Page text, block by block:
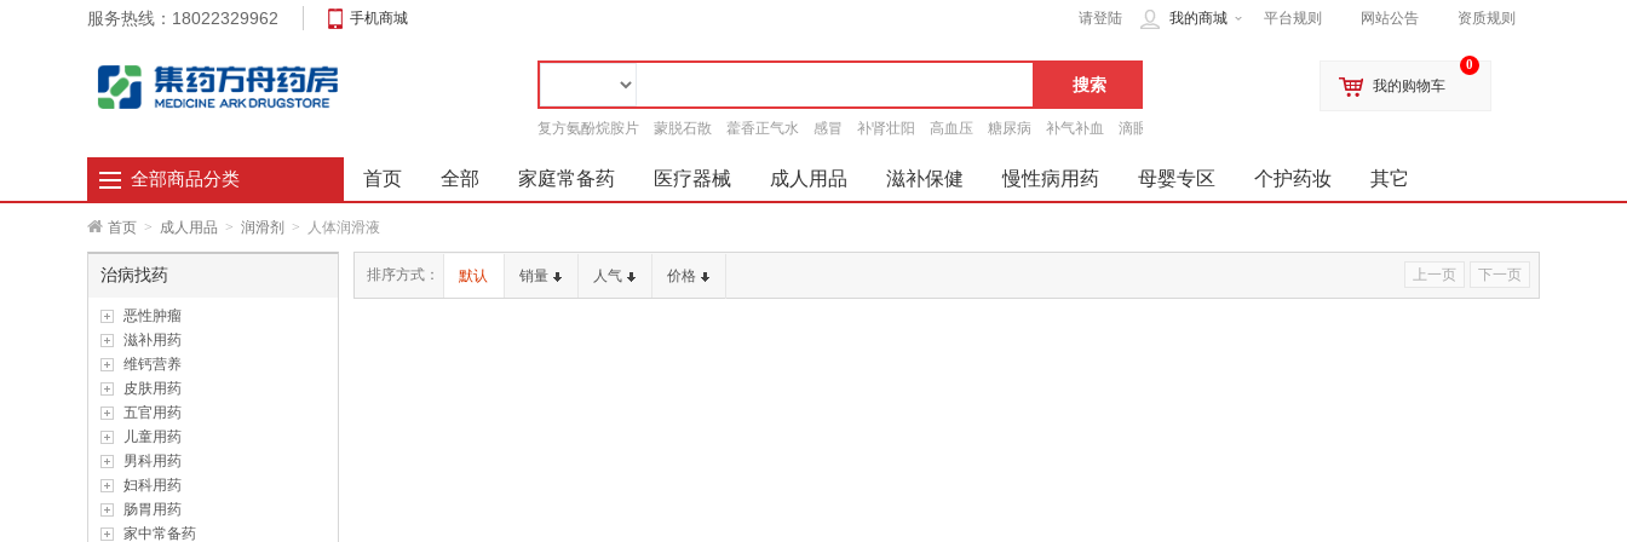
服务热线：18022329962 手机商城 资质规则
网站公告
平台规则
我的商城
请登陆
复方氨酚烷胺片 蒙脱石散 藿香正气水 感冒 补肾壮阳 高血压 糖尿病 补气补血 滴眼液
0
我的购物车
全部商品分类 首页 全部 家庭常备药 医疗器械 成人用品 滋补保健 慢性病用药 母婴专区 个护药妆 其它
首页 > 成人用品 > 润滑剂 > 人体润滑液
治病找药
恶性肿瘤
滋补用药
维钙营养
皮肤用药
五官用药
儿童用药
男科用药
妇科用药
肠胃用药
家中常备药
上一页 下一页
排序方式： 默认 销量 人气 价格